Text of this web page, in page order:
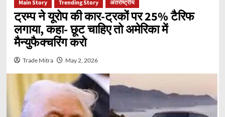
Main Story Trending Story अंतर्राष्ट्रीय
ट्रम्प ने यूरोप की कार-ट्रकों पर 25% टैरिफ
लगाया, कहा- छूट चाहिए तो अमेरिका में
मैन्युफैक्चरिंग करो
Trade Mitra May 2, 2026